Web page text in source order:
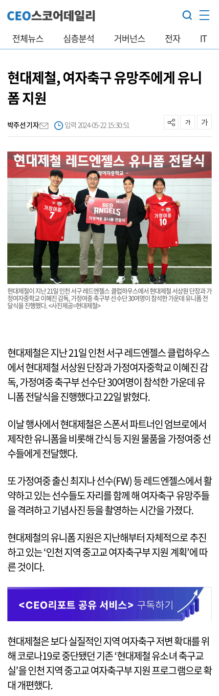
전체뉴스 심층분석 거버넌스 전자 IT
현대제철, 여자축구 유망주에게 유니
폼 지원
박주선 기자 입력 2024-05-22 15:30:51
현대제철이 지난 21일 인천 서구 레드엔젤스 클럽하우스에서 현대제철 서상원 단장과 가
정여자중학교 이혜진 감독, 가정여중 축구부 선수단 30여명이 참석한 가운데 유니폼 전
달식을 진행했다. <사진제공=현대제철>
현대제철은 지난 21일 인천 서구 레드엔젤스 클럽하우스
에서 현대제철 서상원 단장과 가정여자중학교 이혜진 감
독, 가정여중 축구부 선수단 30여명이 참석한 가운데 유
니폼 전달식을 진행했다고 22일 밝혔다.
이날 행사에서 현대제철은 스폰서 파트너인 엄브로에서
제작한 유니폼을 비롯해 간식 등 지원 물품을 가정여중 선
수들에게 전달했다.
또 가정여중 출신 최지나 선수(FW) 등 레드엔젤스에서 활
약하고 있는 선수들도 자리를 함께 해 여자축구 유망주들
을 격려하고 기념사진 등을 촬영하는 시간을 가졌다.
현대제철의 유니폼 지원은 지난해부터 자체적으로 추진
하고 있는 ‘인천 지역 중고교 여자축구부 지원 계획’에 따
른 것이다.
현대제철은 보다 실질적인 지역 여자축구 저변 확대를 위
해 코로나19로 중단됐던 기존 ‘현대제철 유소녀 축구교
실’을 인천 지역 중고교 여자축구부 지원 프로그램으로 확
대 개편했다.